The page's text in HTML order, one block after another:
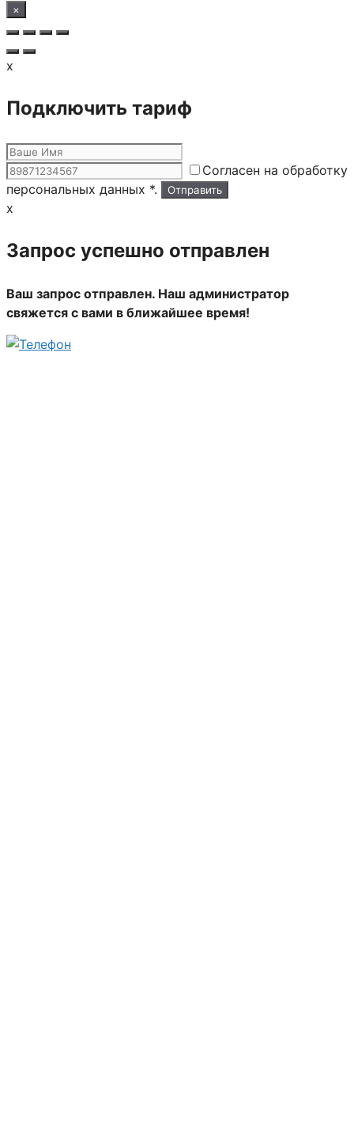
×
x
Подключить тариф
Согласен на обработку
персональных данных *.
x
Запрос успешно отправлен
Ваш запрос отправлен. Наш администратор
свяжется с вами в ближайшее время!